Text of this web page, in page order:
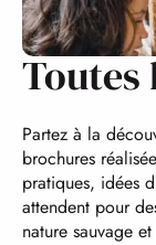
Toutes
Partez à la
brochures
pratiques, idées
attendent pour
nature sauvage